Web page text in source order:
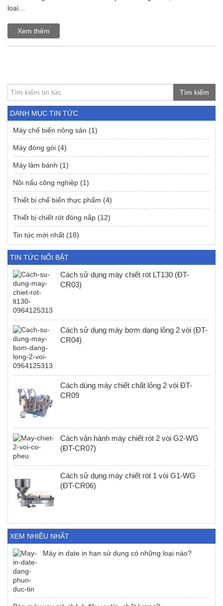
loại…
Xem thêm
Tìm kiếm
DANH MỤC TIN TỨC
Máy chế biến nông sản (1)
Máy đóng gói (4)
Máy làm bánh (1)
Nồi nấu công nghiệp (1)
Thiết bị chế biến thực phẩm (4)
Thiết bị chiết rót đóng nắp (12)
Tin tức mới nhất (18)
TIN TỨC NỔI BẬT
Cách sử dụng máy chiết rót LT130 (ĐT-
CR03)
Cách sử dụng máy bơm dạng lỏng 2 vòi (ĐT-
CR04)
Cách dùng máy chiết chất lỏng 2 vòi ĐT-
CR09
Cách vận hành máy chiết rót 2 vòi G2-WG
(ĐT-CR07)
Cách sử dụng máy chiết rót 1 vòi G1-WG
(ĐT-CR06)
XEM NHIỀU NHẤT
Máy in date in hạn sử dụng có những loại nào?